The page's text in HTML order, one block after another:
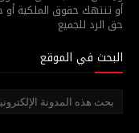
أو تنتهك حقوق الملكية
حق الرد للجميع
البحث في الموقع